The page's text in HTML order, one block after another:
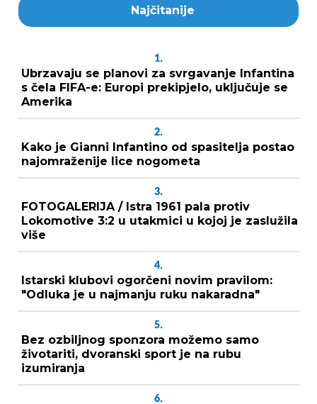
Najčitanije
1.
Ubrzavaju se planovi za svrgavanje Infantina
s čela FIFA-e: Europi prekipjelo, uključuje se
Amerika
2.
Kako je Gianni Infantino od spasitelja postao
najomraženije lice nogometa
3.
FOTOGALERIJA / Istra 1961 pala protiv
Lokomotive 3:2 u utakmici u kojoj je zaslužila
više
4.
Istarski klubovi ogorčeni novim pravilom:
"Odluka je u najmanju ruku nakaradna"
5.
Bez ozbiljnog sponzora možemo samo
životariti, dvoranski sport je na rubu
izumiranja
6.